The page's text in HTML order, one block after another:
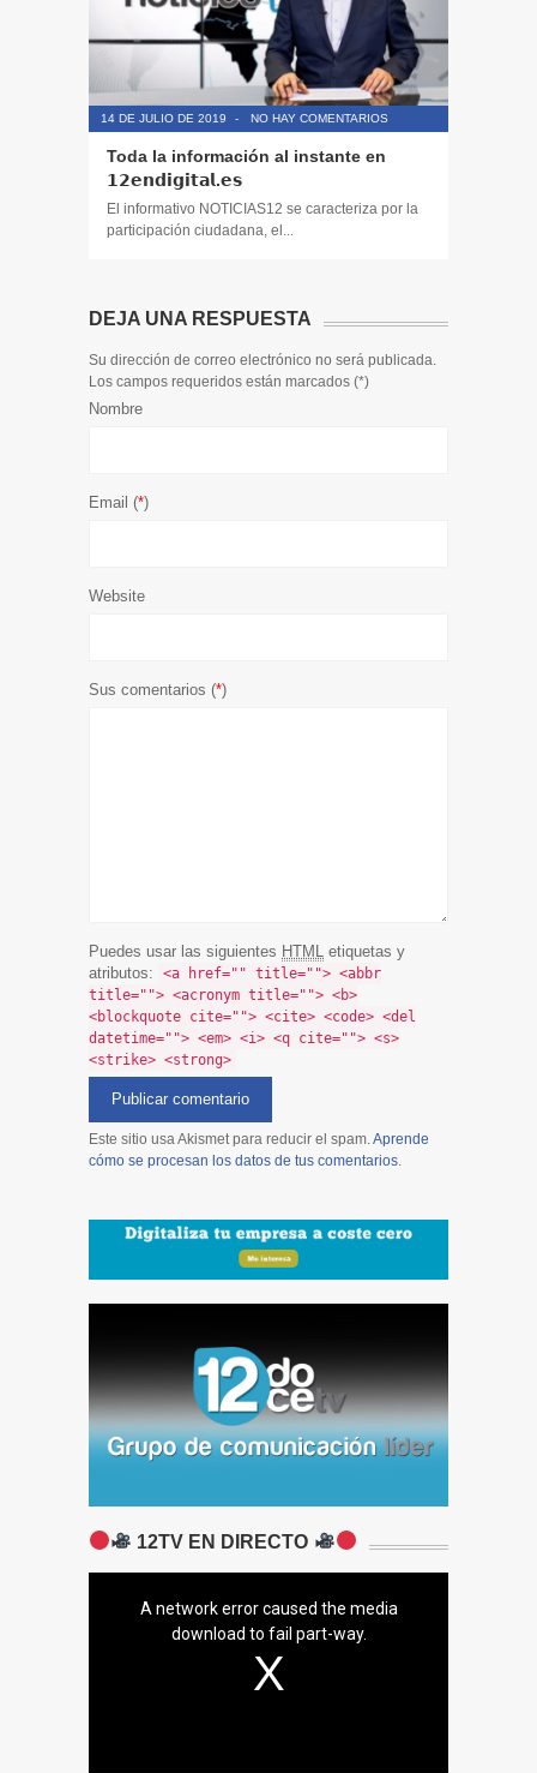
14 DE JULIO DE 2019 - NO HAY COMENTARIOS
Toda la información al instante en
𝟭𝟮𝗲𝗻𝗱𝗶𝗴𝗶𝘁𝗮𝗹.𝗲𝘀
El informativo NOTICIAS12 se caracteriza por la
participación ciudadana, el...
DEJA UNA RESPUESTA
Su dirección de correo electrónico no será publicada.
Los campos requeridos están marcados (*)
Nombre
Email (*)
Website
Sus comentarios (*)
Puedes usar las siguientes HTML etiquetas y
atributos:
<a href="" title=""> <abbr
title=""> <acronym title=""> <b>
<blockquote cite=""> <cite> <code> <del
datetime=""> <em> <i> <q cite=""> <s>
<strike> <strong>
Este sitio usa Akismet para reducir el spam.Aprende
cómo se procesan los datos de tus comentarios.
12TV EN DIRECTO
A network error caused the media
download to fail part-way.